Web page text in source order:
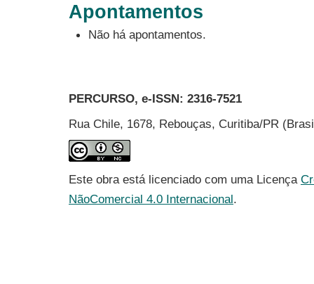
Apontamentos
Não há apontamentos.
PERCURSO, e-ISSN: 2316-7521
Rua Chile, 1678, Rebouças, Curitiba/PR
Este obra está licenciado com uma Licença
NãoComercial 4.0 Internacional.